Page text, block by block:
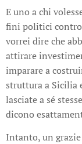
E uno a chi
fini politici contro
vorrei dire che
attirare
imparare a
struttura a Sicilia
lasciate a sé
dicono
Intanto, un